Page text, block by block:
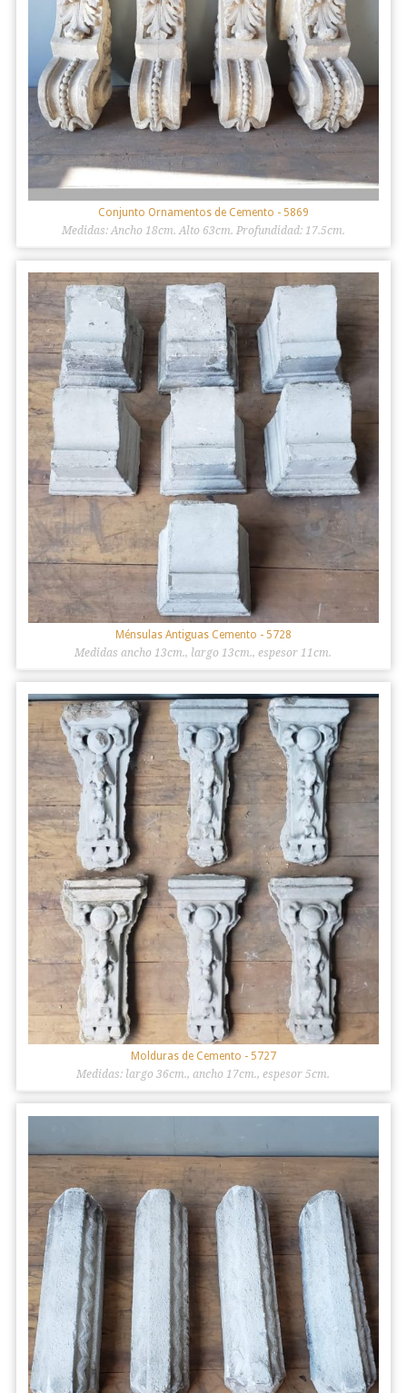
Conjunto Ornamentos de Cemento - 5869
Medidas: Ancho 18cm. Alto 63cm. Profundidad: 17.5cm.
Ménsulas Antiguas Cemento - 5728
Medidas ancho 13cm., largo 13cm., espesor 11cm.
Molduras de Cemento - 5727
Medidas: largo 36cm., ancho 17cm., espesor 5cm.